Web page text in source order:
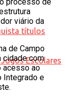
viário da
de Campo
cidade com
acesso ao
Integrado e